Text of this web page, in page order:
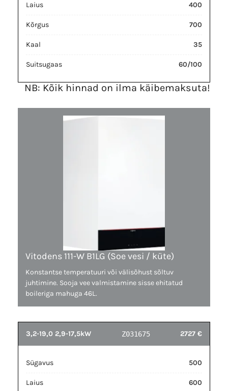
Laius 400
Kõrgus 700
Kaal 35
Suitsugaas 60/100
NB: Kõik hinnad on ilma käibemaksuta!
Vitodens 111-W B1LG (Soe vesi / küte)
Konstantse temperatuuri või välisõhust sõltuv
juhtimine. Sooja vee valmistamine sisse ehitatud
boileriga mahuga 46L.
3,2-19,0 2,9-17,5kW Z031675 2727 €
Sügavus 500
Laius 600